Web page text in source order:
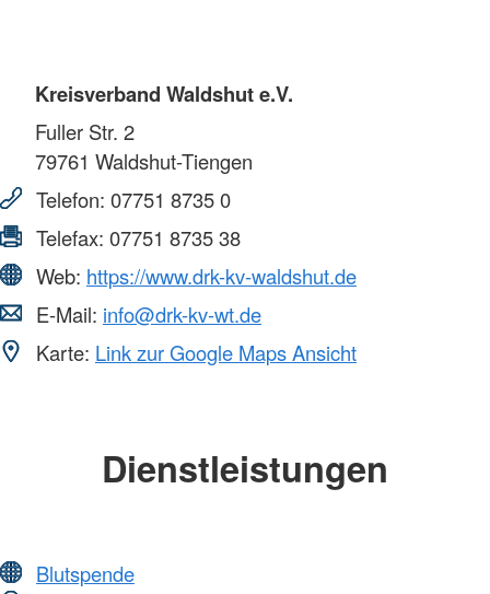
Kreisverband Waldshut e.V.
Fuller Str. 2
79761 Waldshut-Tiengen
Telefon: 07751 8735 0
Telefax: 07751 8735 38
Web: https://www.drk-kv-waldshut.de
E-Mail: info@drk-kv-wt.de
Karte: Link zur Google Maps Ansicht
Dienstleistungen
Blutspende